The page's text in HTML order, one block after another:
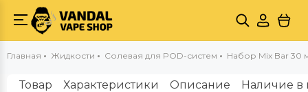
Главная Жидкости Солевая для POD-систем Набор Mix Bar 30
Товар Характеристики Описание Наличие в